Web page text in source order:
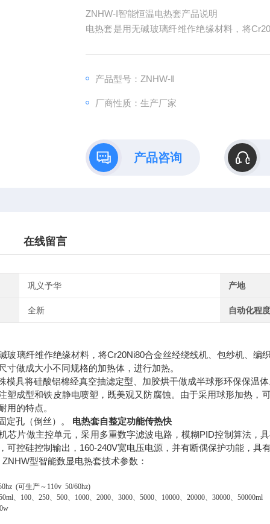
ZNHW-I智能恒温电热套产品说明
电热套是用无碱玻璃纤维作绝缘材料，将
产品型号：ZNHW-‖
厂商性质：生产厂家
产品咨询
在线留言
巩义予华 产地
全新 自动化程
玻璃纤维作绝缘材料，将Cr20Ni80合金丝经绕线机、包纱机、编
寸做成大小不同规格的加热体，进行加热。
模具将硅酸铝棉经真空抽滤定型、加胶烘干做成半球形环保保
成型和铁皮静电喷塑，既美观又防腐蚀。由于采用球形加热，
用的特点。
定孔（倒丝）。 电热套自整定功能传热快
芯片做主控单元，采用多重数字滤波电路，模糊PID控制算法，
可控硅控制输出，160-240V宽电压电源，并有断偶保护功能，具
型智能数显电热套技术参数：
(可生产～110v 50/60hz)
、100、250、500、1000、2000、3000、5000、10000、20000、30000、50000ml